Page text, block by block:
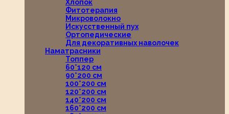
Хлопок
Фитотерапия
Микроволокно
Искусственный пух
Ортопедические
Для декоративных наволочек
Наматрасники
Топпер
60*120 см
90*200 см
100*200 см
120*200 см
140*200 см
160*200 см